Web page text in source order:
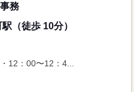
務
（徒歩 10分）
12：00〜12：4...